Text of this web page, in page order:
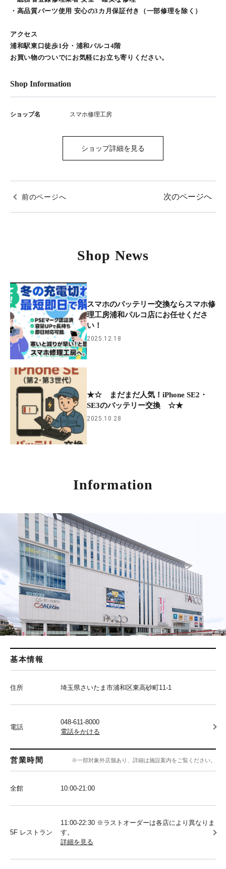
・高品質パーツ使用 安心の3カ月保証付き（一部修理を除く）
アクセス
浦和駅東口徒歩1分・浦和パルコ4階
お買い物のついでにお気軽にお立ち寄りください。
Shop Information
ショップ名 スマホ修理工房
ショップ詳細を見る
前のページへ 次のページへ
Shop News
スマホのバッテリー交換ならスマホ修
理工房浦和パルコ店にお任せくださ
い！
2025.12.18
★☆ まだまだ人気！iPhone SE2・
SE3のバッテリー交換 ☆★
2025.10.28
Information
基本情報
住所 埼玉県さいたま市浦和区東高砂町11-1
電話
048-611-8000
電話をかける
営業時間 ※一部対象外店舗あり、詳細は施設案内をご覧ください。
全館 10:00‐21:00
5F レストラン
11:00-22:30 ※ラストオーダーは各店により異なりま
す。
詳細を見る